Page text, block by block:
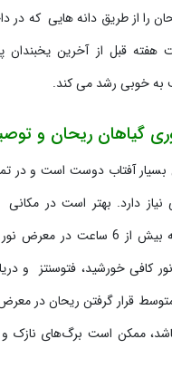
را از طریق دانه هایی که در
هفته قبل از آخرین یخبندان
به خوبی رشد می کند.
گیاهان ریحان و
بسیار آفتاب دوست است و در
نیاز دارد. بهتر است در
متوسط روزانه بیش از 6 ساعت
کافی خورشید، فتوسنتز و
قرار گرفتن ریحان در
باشد، ممکن است برگ‌های